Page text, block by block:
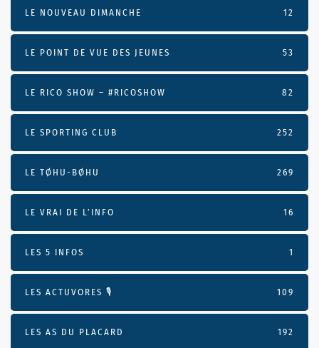
LE NOUVEAU DIMANCHE 12
LE POINT DE VUE DES JEUNES 53
LE RICO SHOW – #RICOSHOW 82
LE SPORTING CLUB 252
LE TØHU-BØHU 269
LE VRAI DE L’INFO 16
LES 5 INFOS 1
LES ACTUVORES 🎙 109
LES AS DU PLACARD 192